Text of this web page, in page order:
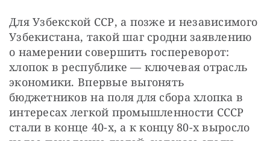
Для Узбекской ССР, а позже и независимого
Узбекистана, такой шаг сродни заявлению
о намерении совершить госпереворот:
хлопок в республике — ключевая отрасль
экономики. Впервые выгонять
бюджетников на поля для сбора хлопка в
интересах легкой промышленности СССР
стали в конце 40-х, а к концу 80-х выросло